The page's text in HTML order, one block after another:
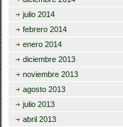
julio 2014
febrero 2014
enero 2014
diciembre 2013
noviembre 2013
agosto 2013
julio 2013
abril 2013